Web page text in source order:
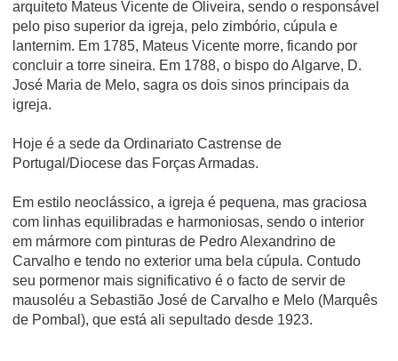
arquiteto Mateus Vicente de Oliveira, sendo o responsável
pelo piso superior da igreja, pelo zimbório, cúpula e
lanternim. Em 1785, Mateus Vicente morre, ficando por
concluir a torre sineira. Em 1788, o bispo do Algarve, D.
José Maria de Melo, sagra os dois sinos principais da
igreja.
Hoje é a sede da Ordinariato Castrense de
Portugal/Diocese das Forças Armadas.
Em estilo neoclássico, a igreja é pequena, mas graciosa
com linhas equilibradas e harmoniosas, sendo o interior
em mármore com pinturas de Pedro Alexandrino de
Carvalho e tendo no exterior uma bela cúpula. Contudo
seu pormenor mais significativo é o facto de servir de
mausoléu a Sebastião José de Carvalho e Melo (Marquês
de Pombal), que está ali sepultado desde 1923.